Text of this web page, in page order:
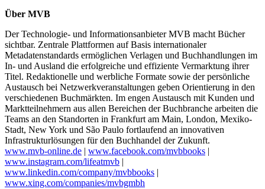
Über MVB
Der Technologie- und Informationsanbieter MVB macht Bücher
sichtbar. Zentrale Plattformen auf Basis internationaler
Metadatenstandards ermöglichen Verlagen und Buchhandlungen im
In- und Ausland die erfolgreiche und effiziente Vermarktung ihrer
Titel. Redaktionelle und werbliche Formate sowie der persönliche
Austausch bei Netzwerkveranstaltungen geben Orientierung in den
verschiedenen Buchmärkten. Im engen Austausch mit Kunden und
Marktteilnehmern aus allen Bereichen der Buchbranche arbeiten die
Teams an den Standorten in Frankfurt am Main, London, Mexiko-
Stadt, New York und São Paulo fortlaufend an innovativen
Infrastrukturlösungen für den Buchhandel der Zukunft.
www.mvb-online.de | www.facebook.com/mvbbooks |
www.instagram.com/lifeatmvb |
www.linkedin.com/company/mvbbooks |
www.xing.com/companies/mvbgmbh